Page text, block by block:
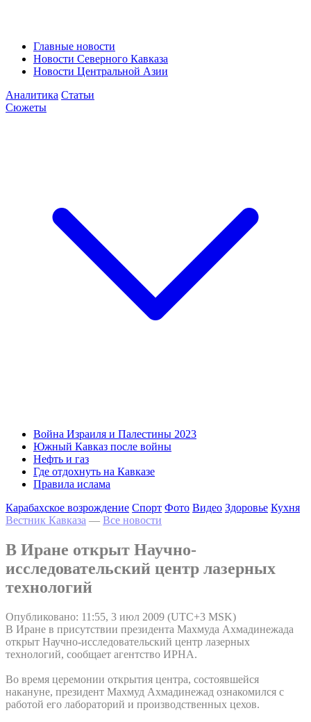
Главные новости
Новости Северного Кавказа
Новости Центральной Азии
Аналитика Статьи
Сюжеты
Война Израиля и Палестины 2023
Южный Кавказ после войны
Нефть и газ
Где отдохнуть на Кавказе
Правила ислама
Карабахское возрождение Спорт Фото Видео Здоровье Кухня
Вестник Кавказа — Все новости
В Иране открыт Научно-
исследовательский центр лазерных
технологий
Опубликовано: 11:55, 3 июл 2009 (UTC+3 MSK)
В Иране в присутствии президента Махмуда Ахмадинежада
открыт Научно-исследовательский центр лазерных
технологий, сообщает агентство ИРНА.
Во время церемонии открытия центра, состоявшейся
накануне, президент Махмуд Ахмадинежад ознакомился с
работой его лабораторий и производственных цехов.